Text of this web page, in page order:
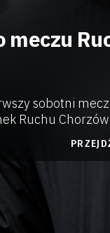
sobotni
Ruchu